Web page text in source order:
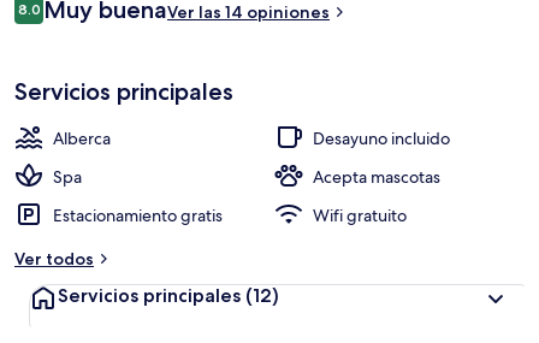
de
Opiniones
8.08.0 de 10,
Muy buenaVer las 14 opiniones
Servicios principales
Alberca
Desayuno incluido
Spa
Acepta mascotas
Estacionamiento gratis
Wifi gratuito
Ver todos
Servicios principales (12)